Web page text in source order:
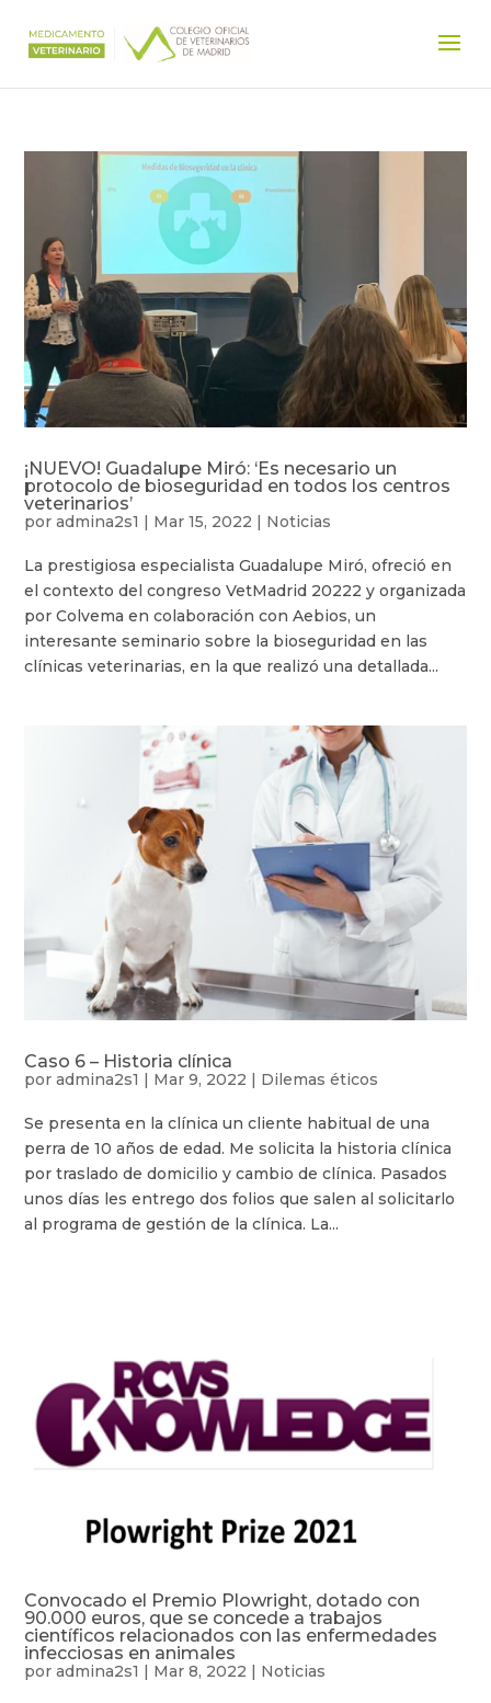
¡NUEVO! Guadalupe Miró: ‘Es necesario un
protocolo de bioseguridad en todos los centros
veterinarios’
poradmina2s1 | Mar 15, 2022 | Noticias
La prestigiosa especialista Guadalupe Miró, ofreció en
el contexto del congreso VetMadrid 20222 y organizada
por Colvema en colaboración con Aebios, un
interesante seminario sobre la bioseguridad en las
clínicas veterinarias, en la que realizó una detallada...
Caso 6 – Historia clínica
poradmina2s1 | Mar 9, 2022 | Dilemas éticos
Se presenta en la clínica un cliente habitual de una
perra de 10 años de edad. Me solicita la historia clínica
por traslado de domicilio y cambio de clínica. Pasados
unos días les entrego dos folios que salen al solicitarlo
al programa de gestión de la clínica. La...
Convocado el Premio Plowright, dotado con
90.000 euros, que se concede a trabajos
científicos relacionados con las enfermedades
infecciosas en animales
poradmina2s1 | Mar 8, 2022 | Noticias